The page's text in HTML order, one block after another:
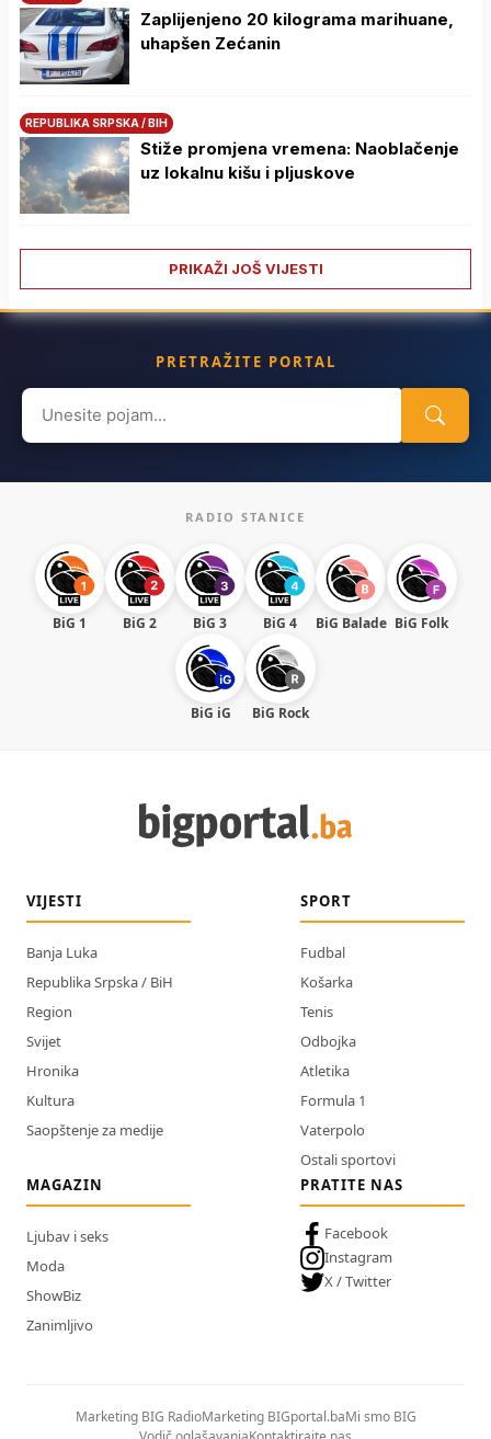
Zaplijenjeno 20 kilograma marihuane,
uhapšen Zećanin
REPUBLIKA SRPSKA / BIH
Stiže promjena vremena: Naoblačenje
uz lokalnu kišu i pljuskove
PRIKAŽI JOŠ VIJESTI
PRETRAŽITE PORTAL
Search
for:
RADIO STANICE
BiG 1 BiG 2 BiG 3 BiG 4 BiG Balade BiG Folk
BiG iG BiG Rock
VIJESTI
Banja Luka
Republika Srpska / BiH
Region
Svijet
Hronika
Kultura
Saopštenje za medije
SPORT
Fudbal
Košarka
Tenis
Odbojka
Atletika
Formula 1
Vaterpolo
Ostali sportovi
MAGAZIN
Ljubav i seks
Moda
ShowBiz
Zanimljivo
PRATITE NAS
Facebook
Instagram
X / Twitter
Marketing BIG RadioMarketing BIGportal.baMi smo BIG